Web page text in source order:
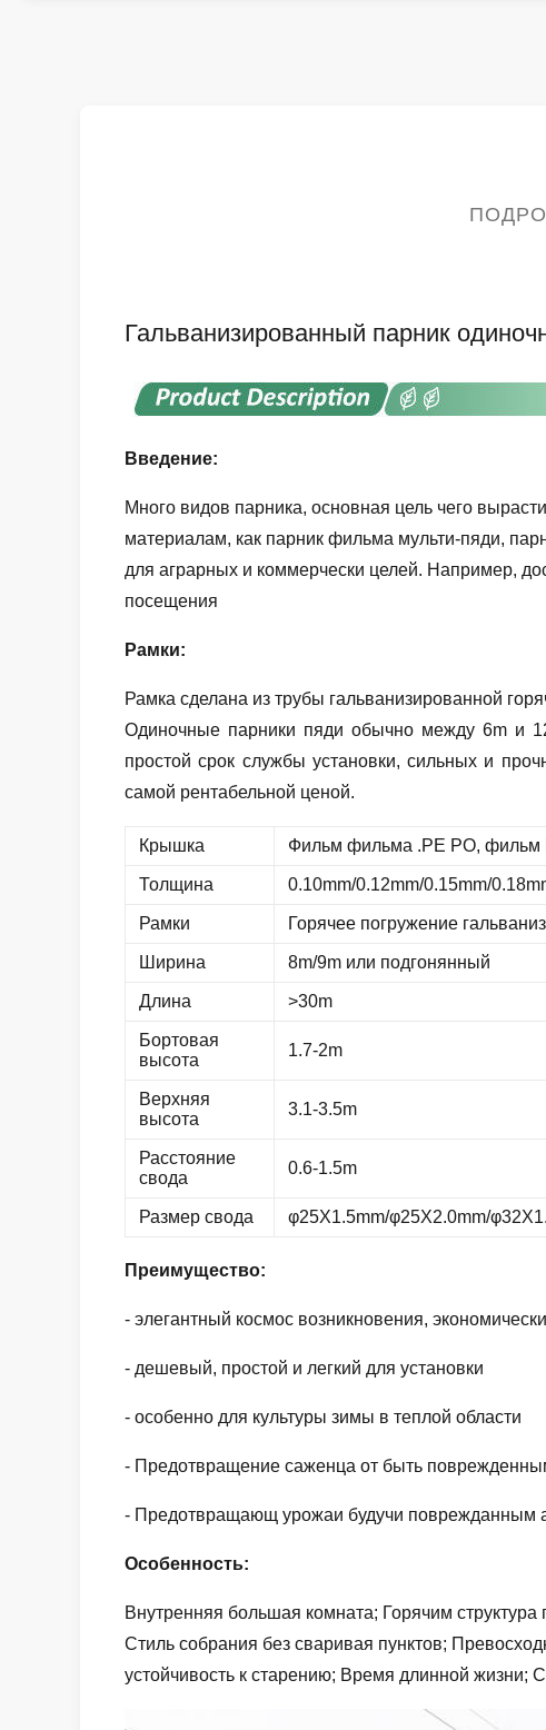
Гальванизированный парник
Введение:
Много видов парника, основная цель чего
материалам, как парник фильма мульти-пяди,
для аграрных и коммерчески целей. Например,
посещения
Рамки:
Рамка сделана из трубы гальванизированной
Одиночные парники пяди обычно между 6m и
простой срок службы установки, сильных и
самой рентабельной ценой.
Крышка Фильм фильма .PE PO, фильм
Толщина 0.10mm/0.12mm/0.15mm/
Рамки Горячее погружение
Ширина 8m/9m или подгонянный
Длина >30m
Бортовая
высота
1.7-2m
Верхняя
высота
3.1-3.5m
Расстояние
свода
0.6-1.5m
Размер свода φ25X1.5mm/φ25X2.0mm/
Преимущество:
- элегантный космос возникновения,
- дешевый, простой и легкий для установки
- особенно для культуры зимы в теплой области
- Предотвращение саженца от быть
- Предотвращающ урожаи будучи поврежданным
Особенность:
Внутренняя большая комната; Горячим
Стиль собрания без сваривая пунктов;
устойчивость к старению; Время длинной жизни;